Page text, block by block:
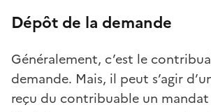
Dépôt de la demande
Généralement, c’est le
demande. Mais, il peut s’agir
reçu du contribuable un